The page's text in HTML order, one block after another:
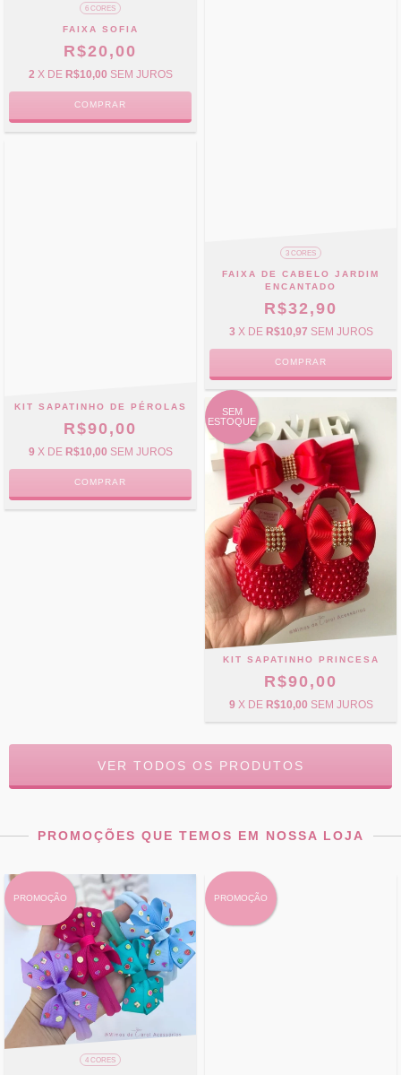
6 CORES
FAIXA SOFIA
R$20,00
2 X DE R$10,00 SEM JUROS
COMPRAR
3 CORES
FAIXA DE CABELO JARDIM
ENCANTADO
R$32,90
3 X DE R$10,97 SEM JUROS
COMPRAR
KIT SAPATINHO DE PÉROLAS
R$90,00
9 X DE R$10,00 SEM JUROS
COMPRAR
SEM
ESTOQUE
KIT SAPATINHO PRINCESA
R$90,00
9 X DE R$10,00 SEM JUROS
VER TODOS OS PRODUTOS
PROMOÇÕES QUE TEMOS EM NOSSA LOJA
PROMOÇÃO
4 CORES
PROMOÇÃO